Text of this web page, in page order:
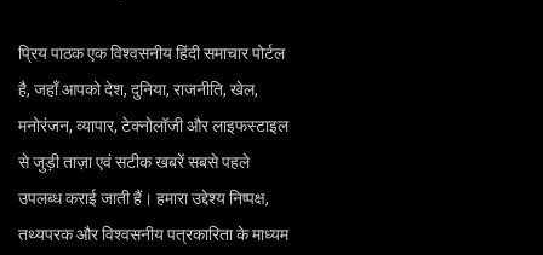
प्रिय पाठक एक विश्वसनीय हिंदी समाचार पोर्टल
है, जहाँ आपको देश, दुनिया, राजनीति, खेल,
मनोरंजन, व्यापार, टेक्नोलॉजी और लाइफस्टाइल
से जुड़ी ताज़ा एवं सटीक खबरें सबसे पहले
उपलब्ध कराई जाती हैं। हमारा उद्देश्य निष्पक्ष,
तथ्यपरक और विश्वसनीय पत्रकारिता के माध्यम